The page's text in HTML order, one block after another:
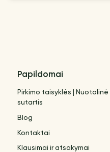
Papildomai
Pirkimo taisyklės | Nuotolinė
sutartis
Blog
Kontaktai
Klausimai ir atsakymai